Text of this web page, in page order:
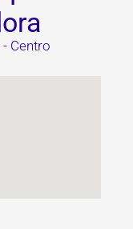
Centro